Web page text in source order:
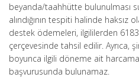
beyanda/taahhütte bulunulması
alındığının tespiti halinde haksız
destek ödemeleri, ilgililerden 6183
çerçevesinde tahsil edilir. Ayrıca,
boyunca ilgili döneme ait
başvurusunda bulunamaz.